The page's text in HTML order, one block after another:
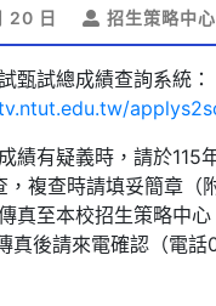
20 日 招生策略中心
甄試總成績查詢系統：
績有疑義時，請於115
，複查時請填妥簡章（
真至本校招生策略中
真後請來電確認（電